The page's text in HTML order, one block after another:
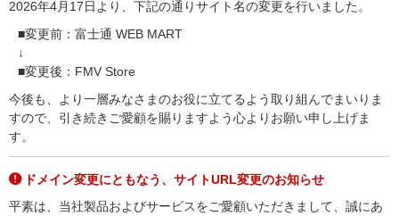
2026年4月17日より、下記の通りサイト名の変更を行いました。
■変更前：富士通 WEB MART
↓
■変更後：FMV Store
今後も、より一層みなさまのお役に立てるよう取り組んでまいりま
すので、引き続きご愛顧を賜りますよう心よりお願い申し上げま
す。
ドメイン変更にともなう、サイトURL変更のお知らせ
平素は、当社製品およびサービスをご愛顧いただきまして、誠にあ